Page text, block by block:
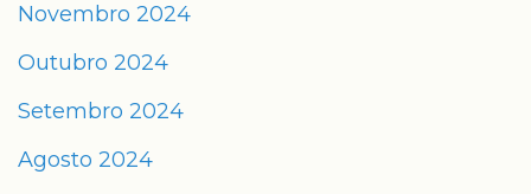
Novembro 2024
Outubro 2024
Setembro 2024
Agosto 2024